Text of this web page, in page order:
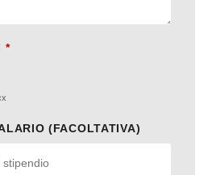
*
(FACOLTATIVA)